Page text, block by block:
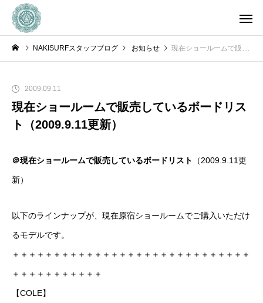
NAKISURFスタッフブログ お知らせ 現在ショールームで販売しているボードリスト（2009.9.11更新）
2009.09.11
現在ショールームで販売しているボードリス
ト（2009.9.11更新）
＠現在ショールームで販売しているボードリスト （2009.9.11更
新）
以下のラインナップが、現在原宿ショールームでご購入いただけ
るモデルです。
＋＋＋＋＋＋＋＋＋＋＋＋＋＋＋＋＋＋＋＋＋＋＋＋＋＋＋＋＋
＋＋＋＋＋＋＋＋＋＋＋
【COLE】